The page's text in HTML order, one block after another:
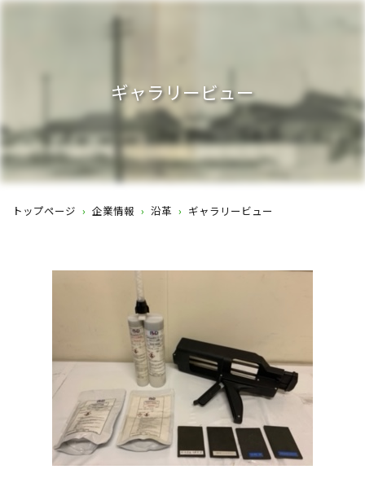
ギャラリービュー
トップページ › 企業情報 › 沿革 › ギャラリービュー